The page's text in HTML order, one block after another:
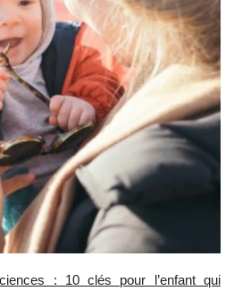
: 10 clés pour l’enfant qui